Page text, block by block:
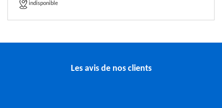
indisponible
Les avis de nos clients